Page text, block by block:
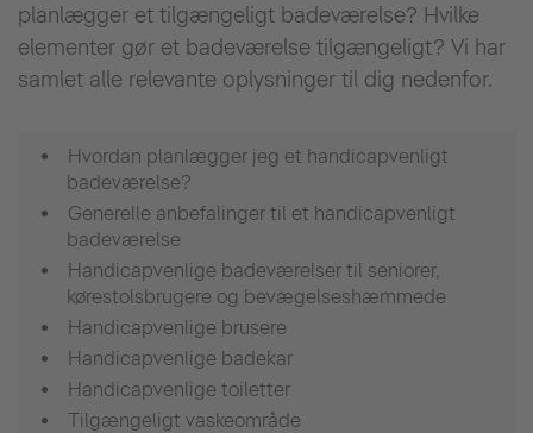
planlægger et tilgængeligt badeværelse? Hvilke
elementer gør et badeværelse tilgængeligt? Vi har
samlet alle relevante oplysninger til dig nedenfor.
Hvordan planlægger jeg et handicapvenligt
badeværelse?
Generelle anbefalinger til et handicapvenligt
badeværelse
Handicapvenlige badeværelser til seniorer,
kørestolsbrugere og bevægelseshæmmede
Handicapvenlige brusere
Handicapvenlige badekar
Handicapvenlige toiletter
Tilgængeligt vaskeområde